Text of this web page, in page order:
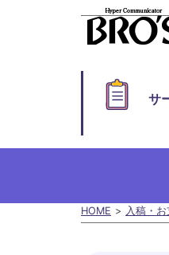
サ
HOME 入稿・